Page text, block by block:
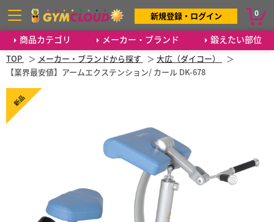
商品カテゴリ メーカー・ブランド 鍛えたい部位
新規登録・ログイン 0
TOP メーカー・ブランドから探す
大広（ダイコー）
【業界最安値】アームエクステンション/ カール DK-678
新品